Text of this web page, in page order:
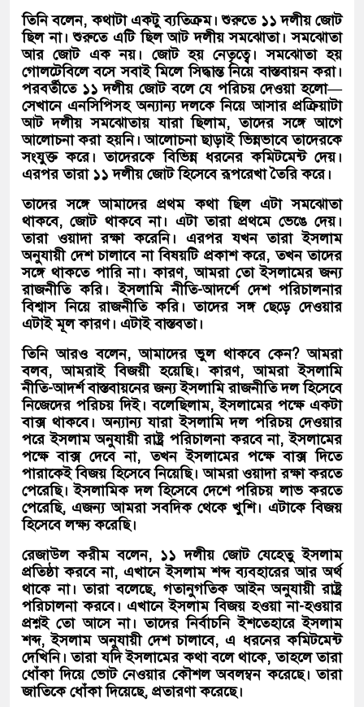
তিনি বলেন, কথাটা একটু ব্যতিক্রম। শুরুতে ১১ দলীয় জোট
ছিল না। শুরুতে এটি ছিল আট দলীয় সমঝোতা। সমঝোতা
আর জোট এক নয়। জোট হয় নেতৃত্বে। সমঝোতা হয়
গোলটেবিলে বসে সবাই মিলে সিদ্ধান্ত নিয়ে বাস্তবায়ন করা।
পরবর্তীতে ১১ দলীয় জোট বলে যে পরিচয় দেওয়া হলো—
সেখানে এনসিপিসহ অন্যান্য দলকে নিয়ে আসার প্রক্রিয়াটা
আট দলীয় সমঝোতায় যারা ছিলাম, তাদের সঙ্গে আগে
আলোচনা করা হয়নি। আলোচনা ছাড়াই ভিন্নভাবে তাদেরকে
সংযুক্ত করে। তাদেরকে বিভিন্ন ধরনের কমিটমেন্ট দেয়।
এরপর তারা ১১ দলীয় জোট হিসেবে রূপরেখা তৈরি করে।
তাদের সঙ্গে আমাদের প্রথম কথা ছিল এটা সমঝোতা
থাকবে, জোট থাকবে না। এটা তারা প্রথমে ভেঙে দেয়।
তারা ওয়াদা রক্ষা করেনি। এরপর যখন তারা ইসলাম
অনুযায়ী দেশ চালাবে না বিষয়টি প্রকাশ করে, তখন তাদের
সঙ্গে থাকতে পারি না। কারণ, আমরা তো ইসলামের জন্য
রাজনীতি করি। ইসলামি নীতি-আদর্শে দেশ পরিচালনার
বিশ্বাস নিয়ে রাজনীতি করি। তাদের সঙ্গ ছেড়ে দেওয়ার
এটাই মূল কারণ। এটাই বাস্তবতা।
তিনি আরও বলেন, আমাদের ভুল থাকবে কেন? আমরা
বলব, আমরাই বিজয়ী হয়েছি। কারণ, আমরা ইসলামি
নীতি-আদর্শ বাস্তবায়নের জন্য ইসলামি রাজনীতি দল হিসেবে
নিজেদের পরিচয় দিই। বলেছিলাম, ইসলামের পক্ষে একটা
বাক্স থাকবে। অন্যান্য যারা ইসলামি দল পরিচয় দেওয়ার
পরে ইসলাম অনুযায়ী রাষ্ট্র পরিচালনা করবে না, ইসলামের
পক্ষে বাক্স দেবে না, তখন ইসলামের পক্ষে বাক্স দিতে
পারাকেই বিজয় হিসেবে নিয়েছি। আমরা ওয়াদা রক্ষা করতে
পেরেছি। ইসলামিক দল হিসেবে দেশে পরিচয় লাভ করতে
পেরেছি, এজন্য আমরা সবদিক থেকে খুশি। এটাকে বিজয়
হিসেবে লক্ষ্য করেছি।
রেজাউল করীম বলেন, ১১ দলীয় জোট যেহেতু ইসলাম
প্রতিষ্ঠা করবে না, এখানে ইসলাম শব্দ ব্যবহারের আর অর্থ
থাকে না। তারা বলেছে, গতানুগতিক আইন অনুযায়ী রাষ্ট্র
পরিচালনা করবে। এখানে ইসলাম বিজয় হওয়া না-হওয়ার
প্রশ্নই তো আসে না। তাদের নির্বাচনি ইশতেহারে ইসলাম
শব্দ, ইসলাম অনুযায়ী দেশ চালাবে, এ ধরনের কমিটমেন্ট
দেখিনি। তারা যদি ইসলামের কথা বলে থাকে, তাহলে তারা
ধোঁকা দিয়ে ভোট নেওয়ার কৌশল অবলম্বন করেছে। তারা
জাতিকে ধোঁকা দিয়েছে, প্রতারণা করেছে।